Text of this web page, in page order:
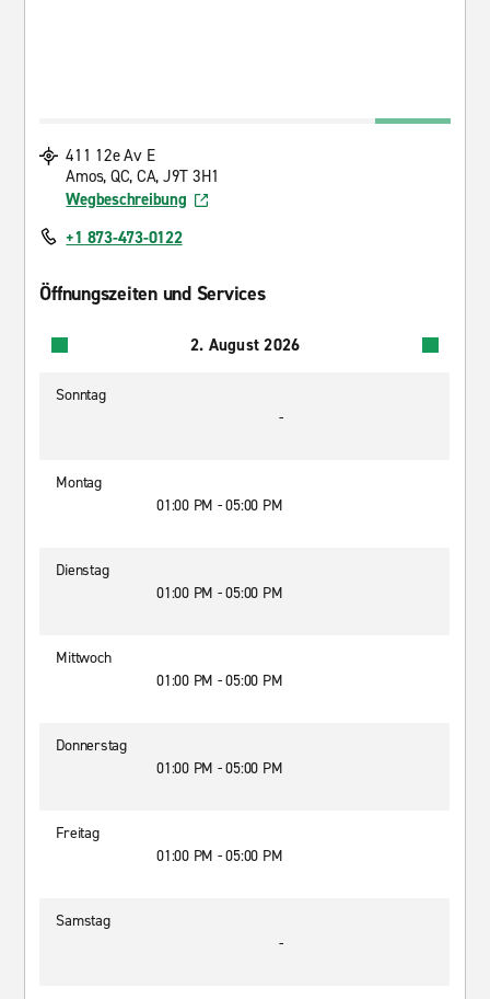
411 12e Av E
Amos, QC, CA, J9T 3H1
Wegbeschreibung
+1 873-473-0122
Öffnungszeiten und Services
2. August 2026
Sonntag
-
Montag
01:00 PM - 05:00 PM
Dienstag
01:00 PM - 05:00 PM
Mittwoch
01:00 PM - 05:00 PM
Donnerstag
01:00 PM - 05:00 PM
Freitag
01:00 PM - 05:00 PM
Samstag
-